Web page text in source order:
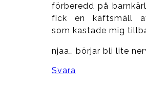
förberedd på
fick en käftsmäll
som kastade mig
njaa… börjar bli lite
Svara